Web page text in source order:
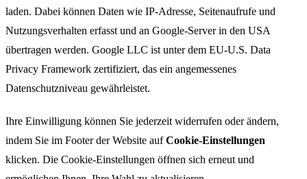
laden. Dabei können Daten wie IP-Adresse, Seitenaufrufe und
Nutzungsverhalten erfasst und an Google-Server in den USA
übertragen werden. Google LLC ist unter dem EU-U.S. Data
Privacy Framework zertifiziert, das ein angemessenes
Datenschutzniveau gewährleistet.
Ihre Einwilligung können Sie jederzeit widerrufen oder ändern,
indem Sie im Footer der Website aufCookie-Einstellungen
klicken. Die Cookie-Einstellungen öffnen sich erneut und